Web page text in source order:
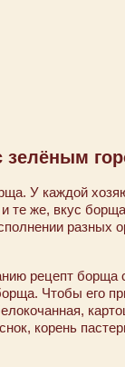
У каждой
те же, вкус
разных
рецепт борща
Чтобы его
корень